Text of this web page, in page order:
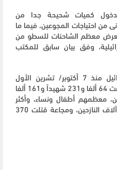
كميات شحيحة جدا من
من احتياجات المجوعين، فيما ما
معظم الشاحنات للسطو من
وفق بيان سابق للمكتب
وبدعم أمريكي، ترتكب إسرائيل منذ 7 أكتوبر/ تشرين الأول
2023 إبادة جماعية بغزة، خلّفت 64 ألفا و231 شهيداً و161 ألفا
معظمهم أطفال ونساء، وأكثر
من 9 آلاف مفقود، ومئات آلاف النازحين، ومجاعة قتلت 370